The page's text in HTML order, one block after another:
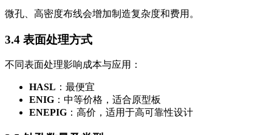
微孔、高密度布线会增加制造复杂度和费用。
3.4 表面处理方式
不同表面处理影响成本与应用：
HASL ：最便宜
ENIG ：中等价格，适合原型板
ENEPIG ：高价，适用于高可靠性设计